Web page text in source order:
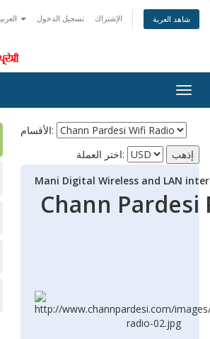
تسجيل الدخول الإشتراك شاهد العربة
الأقسام:
اختر العملة:
Mani Digital Wireless and LAN
Chann Pardesi